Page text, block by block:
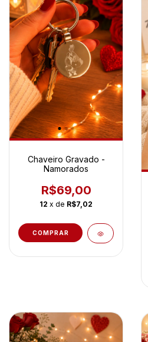
Chaveiro Gravado -
Namorados
R$69,00
12 x de R$7,02
COMPRAR